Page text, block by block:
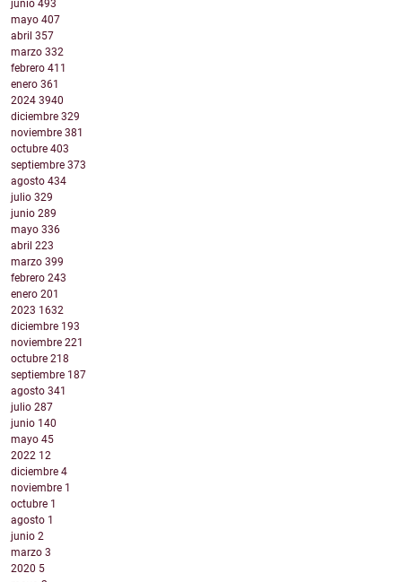
junio 493
mayo 407
abril 357
marzo 332
febrero 411
enero 361
2024 3940
diciembre 329
noviembre 381
octubre 403
septiembre 373
agosto 434
julio 329
junio 289
mayo 336
abril 223
marzo 399
febrero 243
enero 201
2023 1632
diciembre 193
noviembre 221
octubre 218
septiembre 187
agosto 341
julio 287
junio 140
mayo 45
2022 12
diciembre 4
noviembre 1
octubre 1
agosto 1
junio 2
marzo 3
2020 5